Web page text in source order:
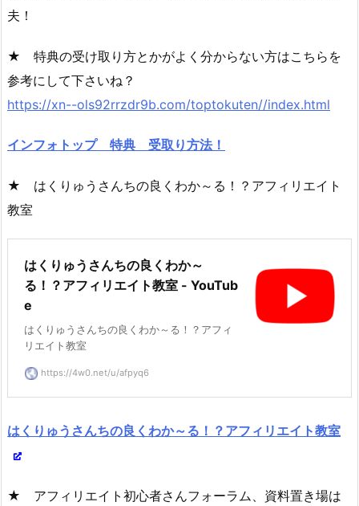
夫！
★ 特典の受け取り方とかがよく分からない方はこちらを
参考にして下さいね？
https://xn--ols92rrzdr9b.com/toptokuten//index.html
インフォトップ 特典 受取り方法！
★ はくりゅうさんちの良くわか～る！？アフィリエイト
教室
はくりゅうさんちの良くわか～
る！？アフィリエイト教室 - YouTub
e
はくりゅうさんちの良くわか～る！？アフィ
リエイト教室
https://4w0.net/u/afpyq6
はくりゅうさんちの良くわか～る！？アフィリエイト教室
★ アフィリエイト初心者さんフォーラム、資料置き場は